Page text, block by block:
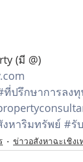
(มี @)
ที่ปรึกษาการลง
หาริมทรัพย์ #รั
ข่าวอสังหาฉะเชิงเ